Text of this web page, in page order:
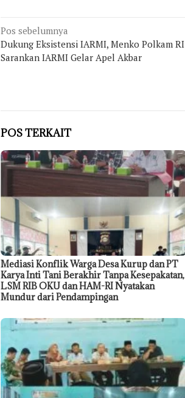
Navigasi
pos
Pos sebelumnya
Dukung Eksistensi IARMI, Menko Polkam RI
Sarankan IARMI Gelar Apel Akbar
POS TERKAIT
Mediasi Konflik Warga Desa Kurup dan PT
Karya Inti Tani Berakhir Tanpa Kesepakatan,
LSM RIB OKU dan HAM-RI Nyatakan
Mundur dari Pendampingan